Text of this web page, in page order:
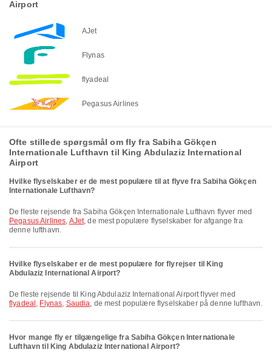
Airport
AJet
Flynas
flyadeal
Pegasus Airlines
Ofte stillede spørgsmål om fly fra Sabiha Gökçen
Internationale Lufthavn til King Abdulaziz International
Airport
Hvilke flyselskaber er de mest populære til at flyve fra Sabiha Gökçen
Internationale Lufthavn?
De fleste rejsende fra Sabiha Gökçen Internationale Lufthavn flyver med
Pegasus Airlines, AJet, de mest populære flyselskaber for afgange fra
denne lufthavn.
Hvilke flyselskaber er de mest populære for flyrejser til King
Abdulaziz International Airport?
De fleste rejsende til King Abdulaziz International Airport flyver med
flyadeal , Flynas, Saudia, de mest populære flyselskaber på denne lufthavn.
Hvor mange fly er tilgængelige fra Sabiha Gökçen Internationale
Lufthavn til King Abdulaziz International Airport?